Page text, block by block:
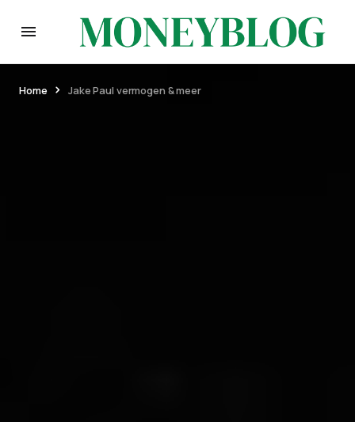
Home Jake Paul vermogen & meer